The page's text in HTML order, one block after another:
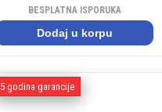
BESPLATNA ISPORUKA
Dodaj u korpu
5 godina garancije